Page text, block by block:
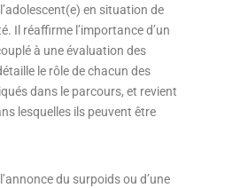
en situation de
Il réaffirme l’importance d’un
à une évaluation des
le rôle de chacun des
dans le parcours, et revient
lesquelles ils peuvent être
du surpoids ou d’une